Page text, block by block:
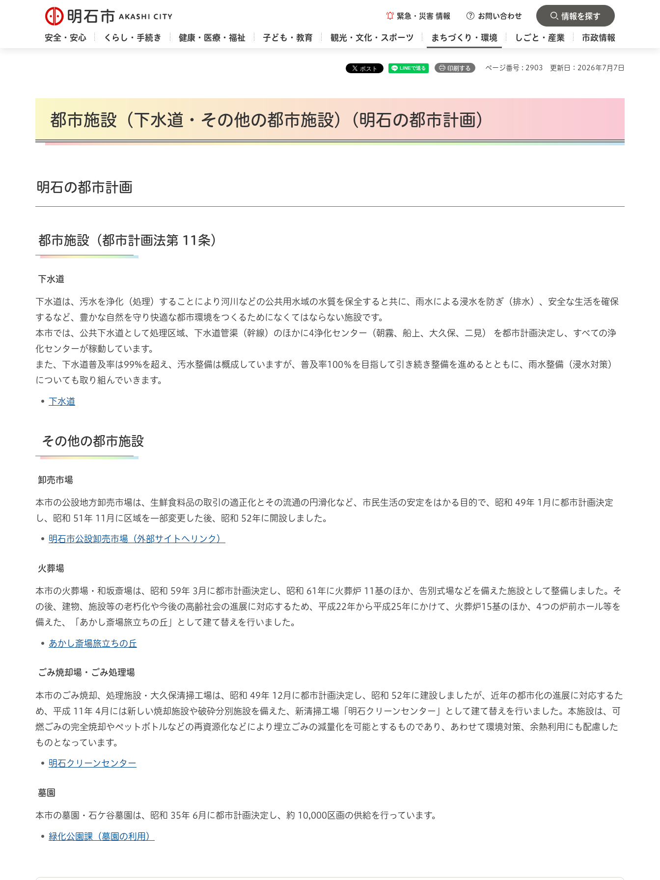
明石市 緊急・災害 情報 お問い合わせ 情報を探す
安全・安心 くらし・手続き 健康・医療・福祉 子ども・教育 観光・文化・スポーツ まちづくり・環境 しごと・産業 市政情報
印刷する ページ番号 : 2903 更新日：2026年7月7日
都市施設（下水道・その他の都市施設）(明石の都市計画）
明石の都市計画
都市施設（都市計画法第 11条）
下水道
下水道は、汚水を浄化（処理）することにより河川などの公共用水域の水質を保全すると共に、雨水による浸水を防ぎ（排水）、安全な生活を確保
するなど、豊かな自然を守り快適な都市環境をつくるためになくてはならない施設です。
本市では、公共下水道として処理区域、下水道管渠（幹線）のほかに4浄化センター（朝霧、船上、大久保、二見） を都市計画決定し、すべての浄
化センターが稼動しています。
また、下水道普及率は99%を超え、汚水整備は概成していますが、普及率100％を目指して引き続き整備を進めるとともに、雨水整備（浸水対策）
についても取り組んでいきます。
下水道
その他の都市施設
卸売市場
本市の公設地方卸売市場は、生鮮食料品の取引の適正化とその流通の円滑化など、市民生活の安定をはかる目的で、昭和 49年 1月に都市計画決定
し、昭和 51年 11月に区域を一部変更した後、昭和 52年に開設しました。
明石市公設卸売市場（外部サイトへリンク）
火葬場
本市の火葬場・和坂斎場は、昭和 59年 3月に都市計画決定し、昭和 61年に火葬炉 11基のほか、告別式場などを備えた施設として整備しました。そ
の後、建物、施設等の老朽化や今後の高齢社会の進展に対応するため、平成22年から平成25年にかけて、火葬炉15基のほか、4つの炉前ホール等を
備えた、「あかし斎場旅立ちの丘」として建て替えを行いました。
あかし斎場旅立ちの丘
ごみ焼却場・ごみ処理場
本市のごみ焼却、処理施設・大久保清掃工場は、昭和 49年 12月に都市計画決定し、昭和 52年に建設しましたが、近年の都市化の進展に対応するた
め、平成 11年 4月には新しい焼却施設や破砕分別施設を備えた、新清掃工場「明石クリーンセンター」として建て替えを行いました。本施設は、可
燃ごみの完全焼却やペットボトルなどの再資源化などにより埋立ごみの減量化を可能とするものであり、あわせて環境対策、余熱利用にも配慮した
ものとなっています。
明石クリーンセンター
墓園
本市の墓園・石ケ谷墓園は、昭和 35年 6月に都市計画決定し、約 10,000区画の供給を行っています。
緑化公園課（墓園の利用）